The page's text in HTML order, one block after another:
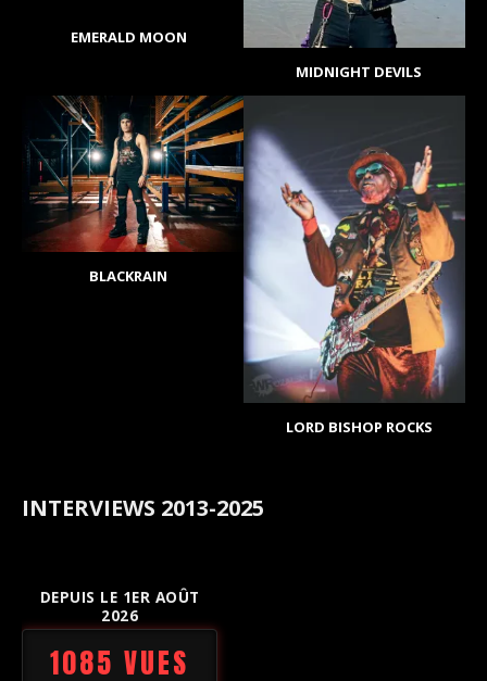
EMERALD MOON
MIDNIGHT DEVILS
BLACKRAIN
LORD BISHOP ROCKS
INTERVIEWS 2013-2025
DEPUIS LE 1ER AOÛT
2026
1085 VUES